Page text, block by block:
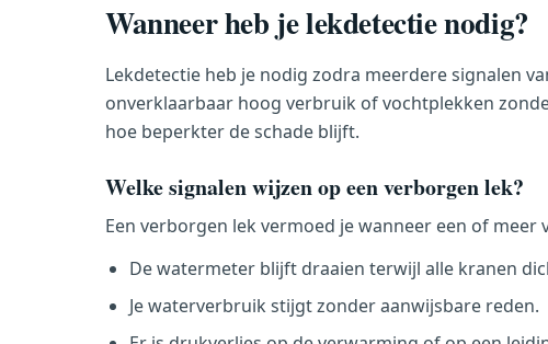
Wanneer heb je lekdetectie nodig?
Lekdetectie heb je nodig zodra meerdere signalen
onverklaarbaar hoog verbruik of vochtplekken
hoe beperkter de schade blijft.
Welke signalen wijzen op een verborgen lek?
Een verborgen lek vermoed je wanneer een of
De watermeter blijft draaien terwijl alle kranen
Je waterverbruik stijgt zonder aanwijsbare reden.